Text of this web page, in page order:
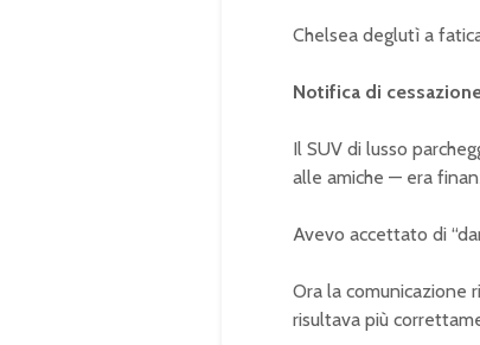
Chelsea deglutì a
Notifica di
Il SUV di lusso
alle amiche — era
Avevo accettato di
Ora la comunicazione
risultava più